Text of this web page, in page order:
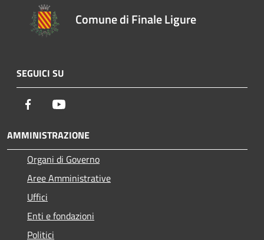
Comune di Finale Ligure
SEGUICI SU
Facebook
AMMINISTRAZIONE
Organi di Governo
Aree Amministrative
Uffici
Enti e fondazioni
Politici